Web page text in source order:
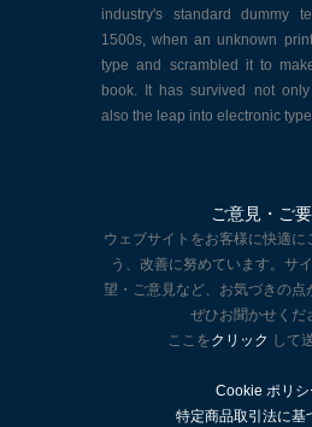
industry's standard dummy
1500s, when an unknown
type and scrambled it to
book. It has survived not
also the leap into electronic
ご意見・ご
ウェブサイトをお客様に快適に
う、改善に努めています。サ
望・ご意見など、お気づきの点
ぜひお聞かせくだ
ここをクリック して
Cookie ポリシ
特定商品取引法に基